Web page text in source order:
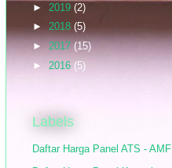
► 2019 (2)
► 2018 (5)
► 2017(15)
► 2016 (5)
Labels
Daftar Harga Panel ATS - AMF